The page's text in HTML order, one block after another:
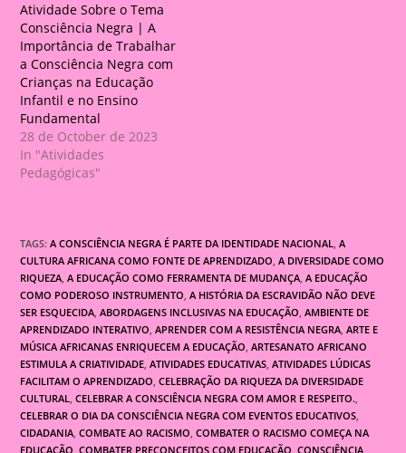
Atividade Sobre o Tema
Consciência Negra | A
Importância de Trabalhar
a Consciência Negra com
Crianças na Educação
Infantil e no Ensino
Fundamental
28 de October de 2023
In "Atividades
Pedagógicas"
TAGS:A CONSCIÊNCIA NEGRA É PARTE DA IDENTIDADE NACIONAL, A
CULTURA AFRICANA COMO FONTE DE APRENDIZADO, A DIVERSIDADE COMO
RIQUEZA, A EDUCAÇÃO COMO FERRAMENTA DE MUDANÇA, A EDUCAÇÃO
COMO PODEROSO INSTRUMENTO, A HISTÓRIA DA ESCRAVIDÃO NÃO DEVE
SER ESQUECIDA, ABORDAGENS INCLUSIVAS NA EDUCAÇÃO, AMBIENTE DE
APRENDIZADO INTERATIVO, APRENDER COM A RESISTÊNCIA NEGRA, ARTE E
MÚSICA AFRICANAS ENRIQUECEM A EDUCAÇÃO, ARTESANATO AFRICANO
ESTIMULA A CRIATIVIDADE, ATIVIDADES EDUCATIVAS, ATIVIDADES LÚDICAS
FACILITAM O APRENDIZADO, CELEBRAÇÃO DA RIQUEZA DA DIVERSIDADE
CULTURAL, CELEBRAR A CONSCIÊNCIA NEGRA COM AMOR E RESPEITO.,
CELEBRAR O DIA DA CONSCIÊNCIA NEGRA COM EVENTOS EDUCATIVOS,
CIDADANIA, COMBATE AO RACISMO, COMBATER O RACISMO COMEÇA NA
EDUCAÇÃO, COMBATER PRECONCEITOS COM EDUCAÇÃO, CONSCIÊNCIA